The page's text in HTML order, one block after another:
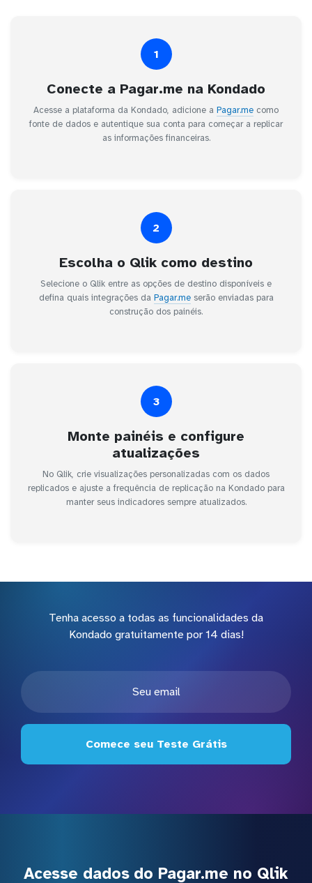
1
Conecte a Pagar.me na Kondado
Acesse a plataforma da Kondado, adicione a Pagar.me como
fonte de dados e autentique sua conta para começar a replicar
as informações financeiras.
2
Escolha o Qlik como destino
Selecione o Qlik entre as opções de destino disponíveis e
defina quais integrações da Pagar.meserão enviadas para
construção dos painéis.
3
Monte painéis e configure
atualizações
No Qlik, crie visualizações personalizadas com os dados
replicados e ajuste a frequência de replicação na Kondado para
manter seus indicadores sempre atualizados.
Tenha acesso a todas as funcionalidades da
Kondado gratuitamente por 14 dias!
Comece seu Teste Grátis
Acesse dados do Pagar.me no Qlik